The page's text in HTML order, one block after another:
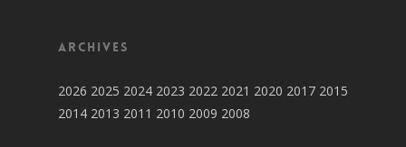
Archives
2026 2025 2024 2023 2022 2021 2020 2017 2015
2014 2013 2011 2010 2009 2008